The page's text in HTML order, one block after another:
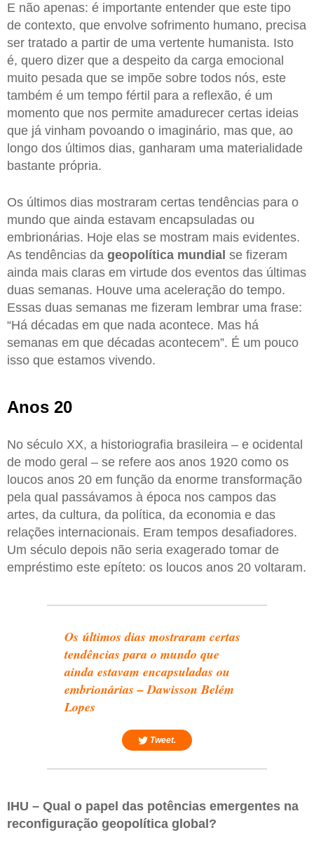
E não apenas: é importante entender que este tipo
de contexto, que envolve sofrimento humano, precisa
ser tratado a partir de uma vertente humanista. Isto
é, quero dizer que a despeito da carga emocional
muito pesada que se impõe sobre todos nós, este
também é um tempo fértil para a reflexão, é um
momento que nos permite amadurecer certas ideias
que já vinham povoando o imaginário, mas que, ao
longo dos últimos dias, ganharam uma materialidade
bastante própria.
Os últimos dias mostraram certas tendências para o
mundo que ainda estavam encapsuladas ou
embrionárias. Hoje elas se mostram mais evidentes.
As tendências da geopolítica mundial se fizeram
ainda mais claras em virtude dos eventos das últimas
duas semanas. Houve uma aceleração do tempo.
Essas duas semanas me fizeram lembrar uma frase:
“Há décadas em que nada acontece. Mas há
semanas em que décadas acontecem”. É um pouco
isso que estamos vivendo.
Anos 20
No século XX, a historiografia brasileira – e ocidental
de modo geral – se refere aos anos 1920 como os
loucos anos 20 em função da enorme transformação
pela qual passávamos à época nos campos das
artes, da cultura, da política, da economia e das
relações internacionais. Eram tempos desafiadores.
Um século depois não seria exagerado tomar de
empréstimo este epíteto: os loucos anos 20 voltaram.
Os últimos dias mostraram certas
tendências para o mundo que
ainda estavam encapsuladas ou
embrionárias – Dawisson Belém
Lopes
Tweet.
IHU – Qual o papel das potências emergentes na
reconfiguração geopolítica global?